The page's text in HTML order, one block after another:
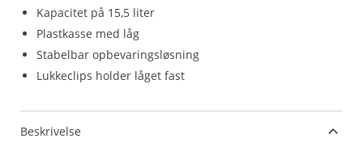
Kapacitet på 15,5 liter
Plastkasse med låg
Stabelbar opbevaringsløsning
Lukkeclips holder låget fast
Beskrivelse